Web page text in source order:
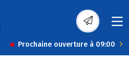
Prochaine ouverture à 09:00